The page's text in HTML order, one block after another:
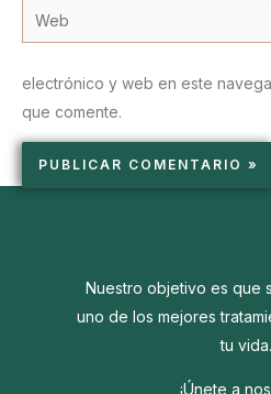
Web
electrónico y web en este
que comente.
Nuestro objetivo es que
uno de los mejores
tu vida.
¡Únete a